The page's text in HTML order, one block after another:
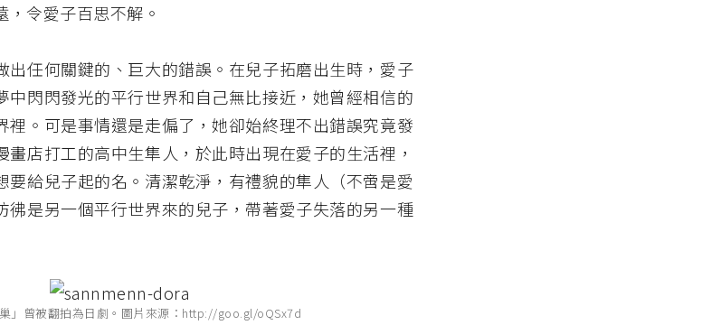
令愛子百思不解。
出任何關鍵的、巨大的錯誤。在兒子拓磨出生時，愛子
中閃閃發光的平行世界和自己無比接近，她曾經相信的
裡。可是事情還是走偏了，她卻始終理不出錯誤究竟發
畫店打工的高中生隼人，於此時出現在愛子的生活裡，
要給兒子起的名。清潔乾淨，有禮貌的隼人（不啻是愛
彿是另一個平行世界來的兒子，帶著愛子失落的另一種
」曾被翻拍為日劇。圖片來源：http://goo.gl/oQSx7d